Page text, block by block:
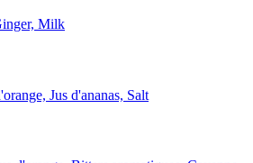
Milk
Jus d'ananas, Salt